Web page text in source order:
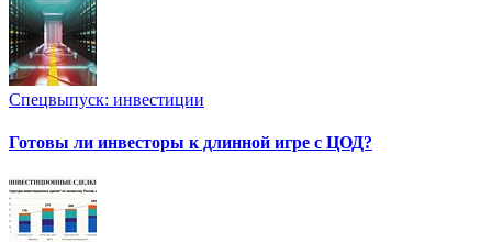
Спецвыпуск: инвестиции
Готовы ли инвесторы к длинной игре с ЦОД?